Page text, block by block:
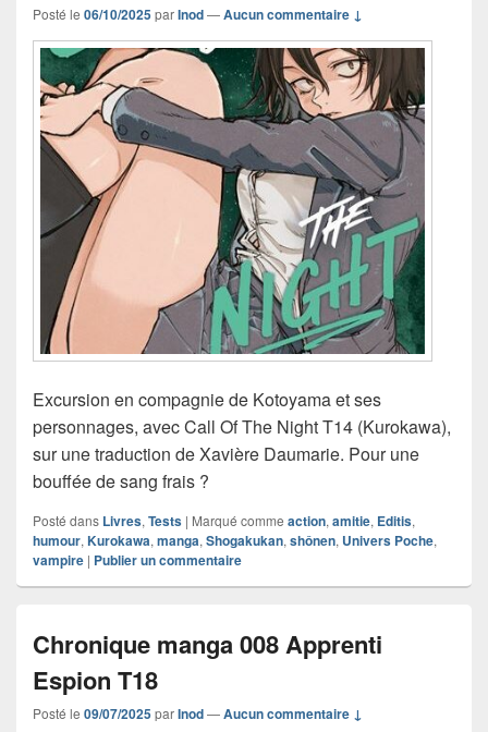
Posté le 06/10/2025parInod—Aucun commentaire ↓
Excursion en compagnie de Kotoyama et ses
personnages, avec Call Of The Night T14 (Kurokawa),
sur une traduction de Xavière Daumarie. Pour une
bouffée de sang frais ?
Posté dans Livres, Tests | Marqué comme action, amitie, Editis,
humour, Kurokawa, manga, Shogakukan, shônen, Univers Poche,
vampire | Publier un commentaire
Chronique manga 008 Apprenti
Espion T18
Posté le 09/07/2025parInod—Aucun commentaire ↓